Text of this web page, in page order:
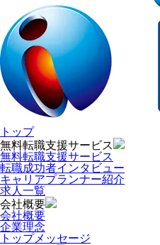
トップ
無料転職支援サービス
無料転職支援サービス
転職成功者インタビュー
キャリアプランナー紹介
求人一覧
会社概要
会社概要
企業理念
トップメッセージ